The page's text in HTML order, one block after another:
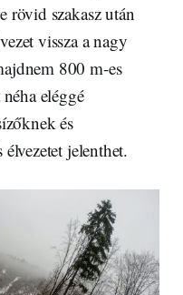
rövid szakasz után
vissza a nagy
800 m-es
eléggé
és
jelenthet.